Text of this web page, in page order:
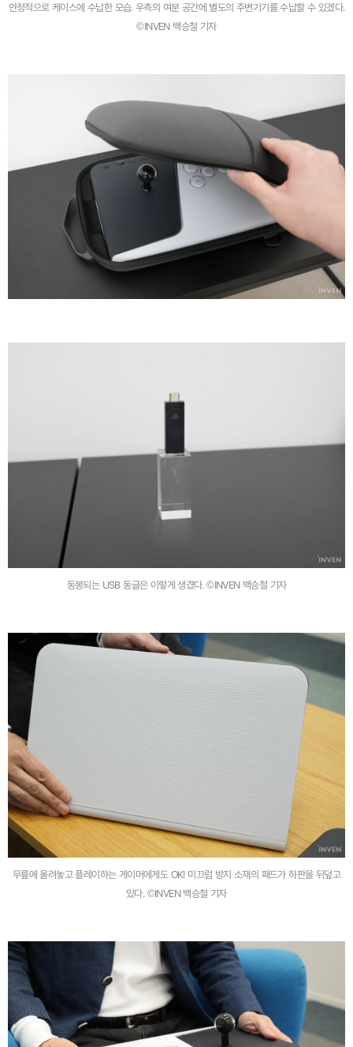
안정적으로 케이스에 수납한 모습. 우측의 여분 공간에 별도의 주변기기를 수납할 수 있겠다.
©INVEN 백승철 기자
동봉되는 USB 동글은 이렇게 생겼다. ©INVEN 백승철 기자
무릎에 올려놓고 플레이하는 게이머에게도 OK! 미끄럼 방지 소재의 패드가 하판을 뒤덮고
있다. ©INVEN 백승철 기자